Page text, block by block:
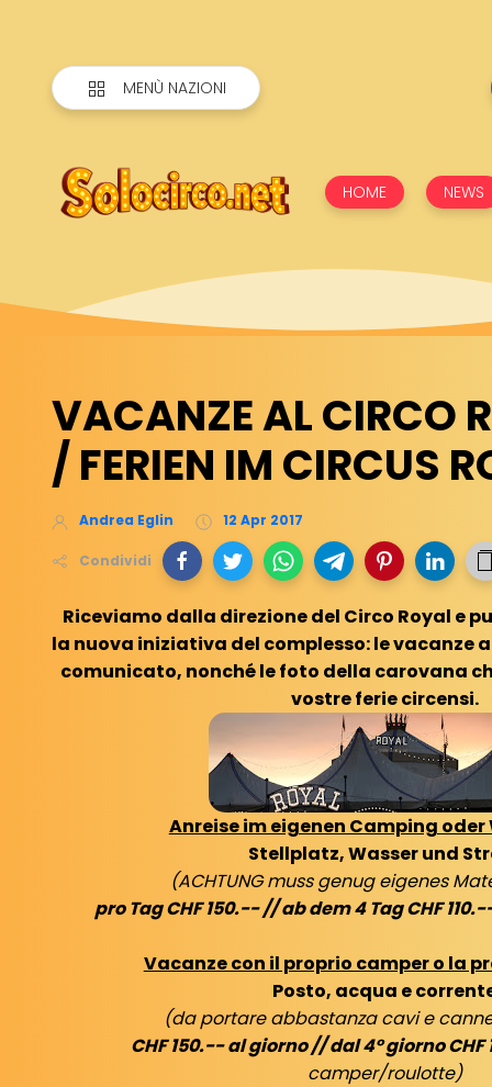
MENÙ NAZIONI
HOME NEWS
VACANZE AL CIRCO
/ FERIEN IM CIRCUS
Andrea Eglin 12 Apr 2017
Condividi
Riceviamo dalla direzione del Circo Royal e
la nuova iniziativa del complesso: le vacanze
comunicato, nonché le foto della carovana
vostre ferie circensi.
Anreise im eigenen Camping oder
Stellplatz, Wasser und
(ACHTUNG muss genug eigenes
pro Tag CHF 150.-- // ab dem 4 Tag CHF
Vacanze con il proprio camper o la
Posto, acqua e
(da portare abbastanza cavi e
CHF 150.-- al giorno // dal 4° giorno CHF
camper/roulotte)